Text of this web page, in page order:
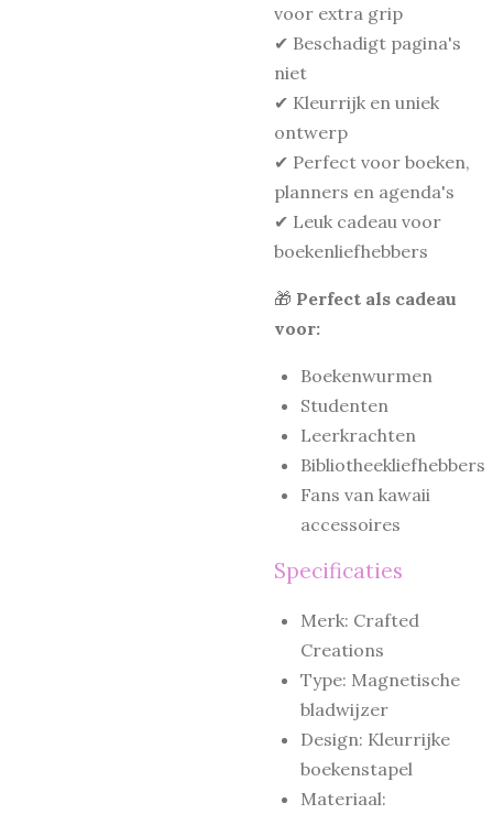
voor extra grip
✔ Beschadigt pagina's
niet
✔ Kleurrijk en uniek
ontwerp
✔ Perfect voor boeken,
planners en agenda's
✔ Leuk cadeau voor
boekenliefhebbers
🎁 Perfect als cadeau
voor:
Boekenwurmen
Studenten
Leerkrachten
Bibliotheekliefhebbers
Fans van kawaii
accessoires
Specificaties
Merk: Crafted
Creations
Type: Magnetische
bladwijzer
Design: Kleurrijke
boekenstapel
Materiaal: